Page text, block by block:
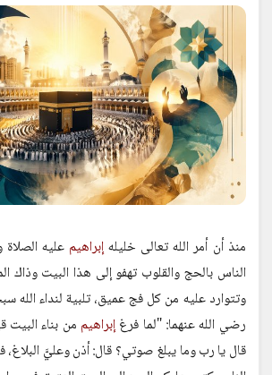
منذ أن أمر الله تعالى خليلهإبراهيمعليه
الناس بالحج والقلوب تهفو إلى هذا البيت وذاك
وتتوارد عليه من كل فج عميق، تلبية لنداء الله
رضي الله عنهما: "لما فرغإبراهيم من بناء البيت
قال يا رب وما يبلغ صوتي؟ قال: أذن وعليَّ البلاغ،